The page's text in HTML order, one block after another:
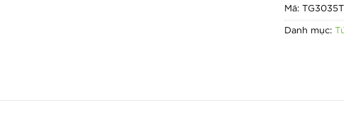
Mã: TG3035T
Danh mục: